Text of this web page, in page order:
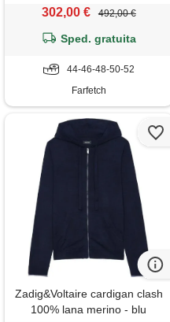
marrone
302,00 € 492,00 €
Sped. gratuita
44-46-48-50-52
Farfetch
Zadig&Voltaire cardigan clash
100% lana merino - blu